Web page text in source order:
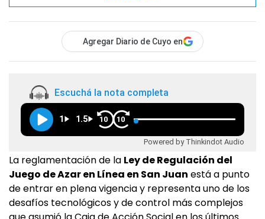
Agregar Diario de Cuyo en
Escuchá la nota completa
1 1.5 10 10
Powered by Thinkindot Audio
La reglamentación de la Ley de Regulación del
Juego de Azar en Línea en San Juan está a punto
de entrar en plena vigencia y representa uno de los
desafíos tecnológicos y de control más complejos